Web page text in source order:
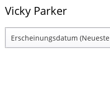
Vicky Parker